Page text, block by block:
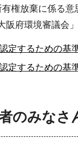
有権放棄に係る
阪府環境審議会
定するための基
定するための基
のみなさ